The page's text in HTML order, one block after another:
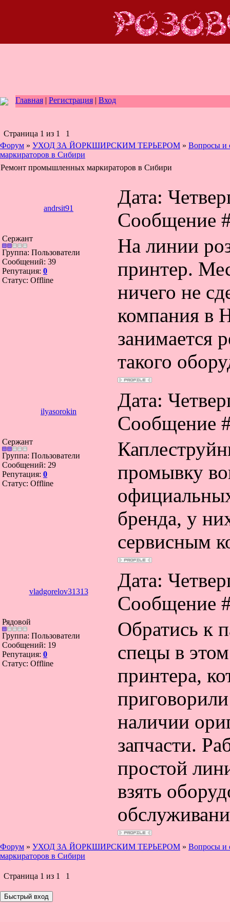
Главная | Регистрация | Вход
Страница 1 из 1
1
Форум » УХОД ЗА ЙОРКШИРСКИМ ТЕРЬЕРОМ » Вопросы и
маркираторов в Сибири
Ремонт промышленных маркираторов в Сибири
andrsit91
Дата:
Сообщение
Сержант
Группа: Пользователи
Сообщений: 39
Репутация: 0
Статус: Offline
На линии
принтер.
ничего не
компания в
занимается
такого
ilyasorokin
Дата:
Сообщение
Сержант
Группа: Пользователи
Сообщений: 29
Репутация: 0
Статус: Offline
промывку
бренда, у
сервисным
vladgorelov31313
Дата:
Сообщение
Рядовой
Группа: Пользователи
Сообщений: 19
Репутация: 0
Статус: Offline
Обратись к
спецы в
принтера,
наличии
запчасти.
простой
взять
Форум » УХОД ЗА ЙОРКШИРСКИМ ТЕРЬЕРОМ » Вопросы и
маркираторов в Сибири
Страница 1 из 1 1